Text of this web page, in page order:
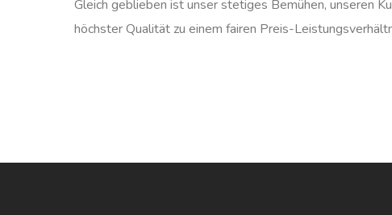
Gleich geblieben ist unser stetiges Bemühen, unseren
höchster Qualität zu einem fairen Preis-